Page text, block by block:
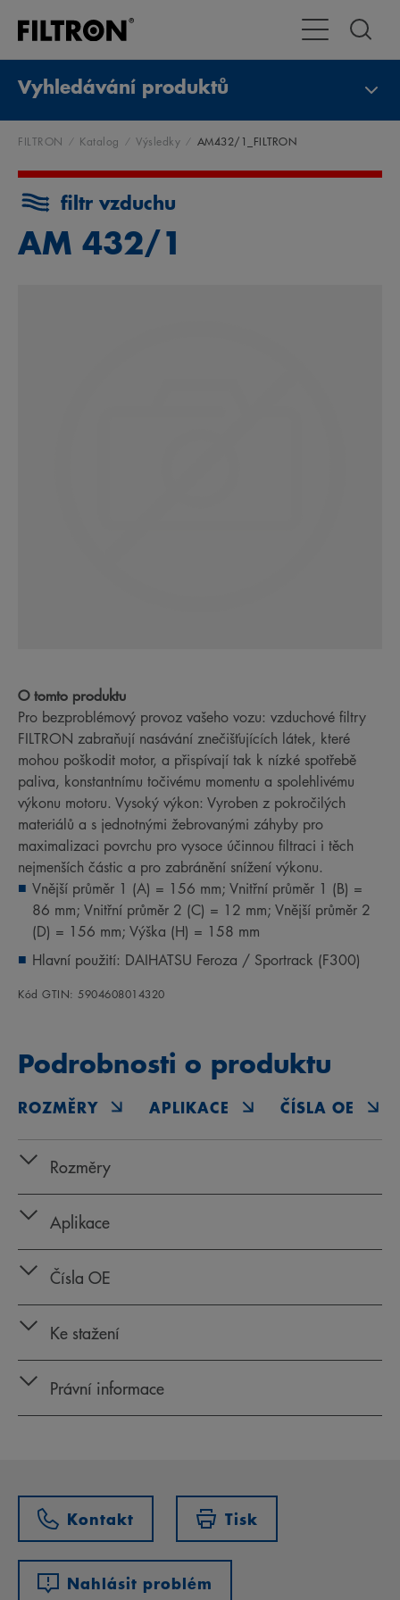
Přepnout
Vyhledávání produktů
FILTRON Katalog Výsledky AM432/1_FILTRON
filtr vzduchu
AM 432/1
O tomto produktu
Pro bezproblémový provoz vašeho vozu: vzduchové filtry
FILTRON zabraňují nasávání znečišťujících látek, které
mohou poškodit motor, a přispívají tak k nízké spotřebě
paliva, konstantnímu točivému momentu a spolehlivému
výkonu motoru. Vysoký výkon: Vyroben z pokročilých
materiálů a s jednotnými žebrovanými záhyby pro
maximalizaci povrchu pro vysoce účinnou filtraci i těch
nejmenších částic a pro zabránění snížení výkonu.
Vnější průměr 1 (A) = 156 mm; Vnitřní průměr 1 (B) =
86 mm; Vnitřní průměr 2 (C) = 12 mm; Vnější průměr 2
(D) = 156 mm; Výška (H) = 158 mm
Hlavní použití: DAIHATSU Feroza / Sportrack (F300)
Kód GTIN: 5904608014320
Podrobnosti o produktu
ROZMĚRY APLIKACE ČÍSLA OE
Rozměry
Aplikace
Čísla OE
Ke stažení
Právní informace
Kontakt Tisk
Nahlásit problém